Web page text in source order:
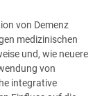
von Demenz
medizinischen
und, wie neuere
von
integrative